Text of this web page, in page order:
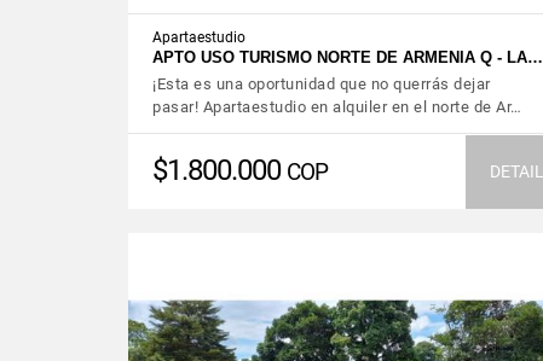
Apartaestudio
APTO USO TURISMO NORTE DE ARMENIA Q - LA…
¡Esta es una oportunidad que no querrás dejar
pasar! Apartaestudio en alquiler en el norte de Ar…
$1.800.000 COP DETAIL